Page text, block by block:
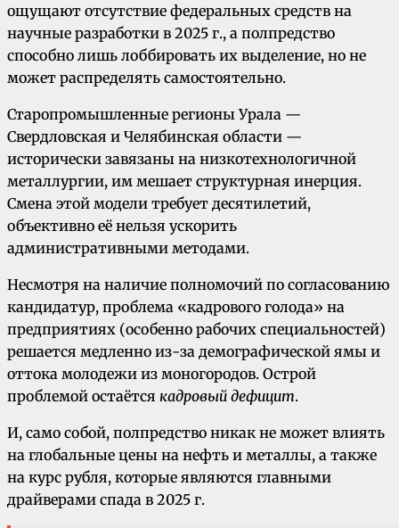
ощущают отсутствие федеральных средств на
научные разработки в 2025 г., а полпредство
способно лишь лоббировать их выделение, но не
может распределять самостоятельно.
Старопромышленные регионы Урала —
Свердловская и Челябинская области —
исторически завязаны на низкотехнологичной
металлургии, им мешает структурная инерция.
Смена этой модели требует десятилетий,
объективно её нельзя ускорить
административными методами.
Несмотря на наличие полномочий по согласованию
кандидатур, проблема «кадрового голода» на
предприятиях (особенно рабочих специальностей)
решается медленно из-за демографической ямы и
оттока молодежи из моногородов. Острой
проблемой остаётся кадровый дефицит.
И, само собой, полпредство никак не может влиять
на глобальные цены на нефть и металлы, а также
на курс рубля, которые являются главными
драйверами спада в 2025 г.